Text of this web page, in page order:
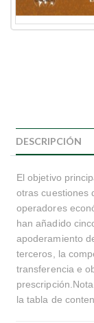
DESCRIPCIÓN
El objetivo
otras cuestiones
operadores
han añadido
apoderamiento
terceros, la
transferencia e
la tabla de